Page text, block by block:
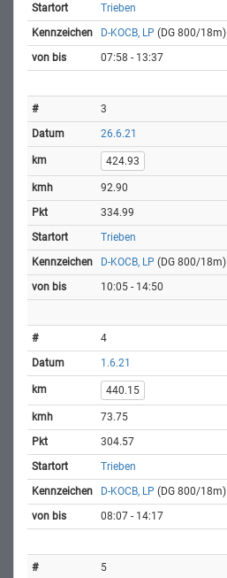
Trieben
D-KOCB, LP (DG 800/18m)
07:58 - 13:37
3
26.6.21
424.93
92.90
334.99
Trieben
D-KOCB, LP (DG 800/18m)
10:05 - 14:50
4
1.6.21
440.15
73.75
304.57
Trieben
D-KOCB, LP (DG 800/18m)
08:07 - 14:17
5